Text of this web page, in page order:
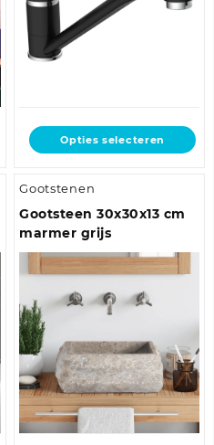
Opties selecteren
Dit
product
meerdere
variaties.
Deze
optie
kan
worden
op
de
productpagina
Gootstenen
Gootsteen 30x30x13 cm
marmer grijs